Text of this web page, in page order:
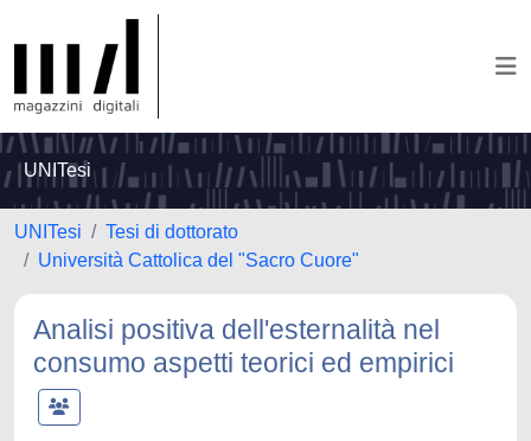
UNITesi
UNITesi
Tesi di dottorato
Università Cattolica del "Sacro Cuore"
Analisi positiva dell'esternalità nel
consumo aspetti teorici ed empirici